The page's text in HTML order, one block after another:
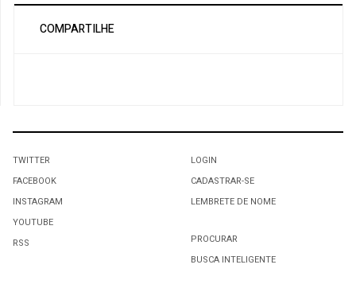
COMPARTILHE
TWITTER
FACEBOOK
INSTAGRAM
YOUTUBE
RSS
LOGIN
CADASTRAR-SE
LEMBRETE DE NOME
PROCURAR
BUSCA INTELIGENTE